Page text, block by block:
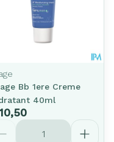
Bb 1ere Creme
40ml